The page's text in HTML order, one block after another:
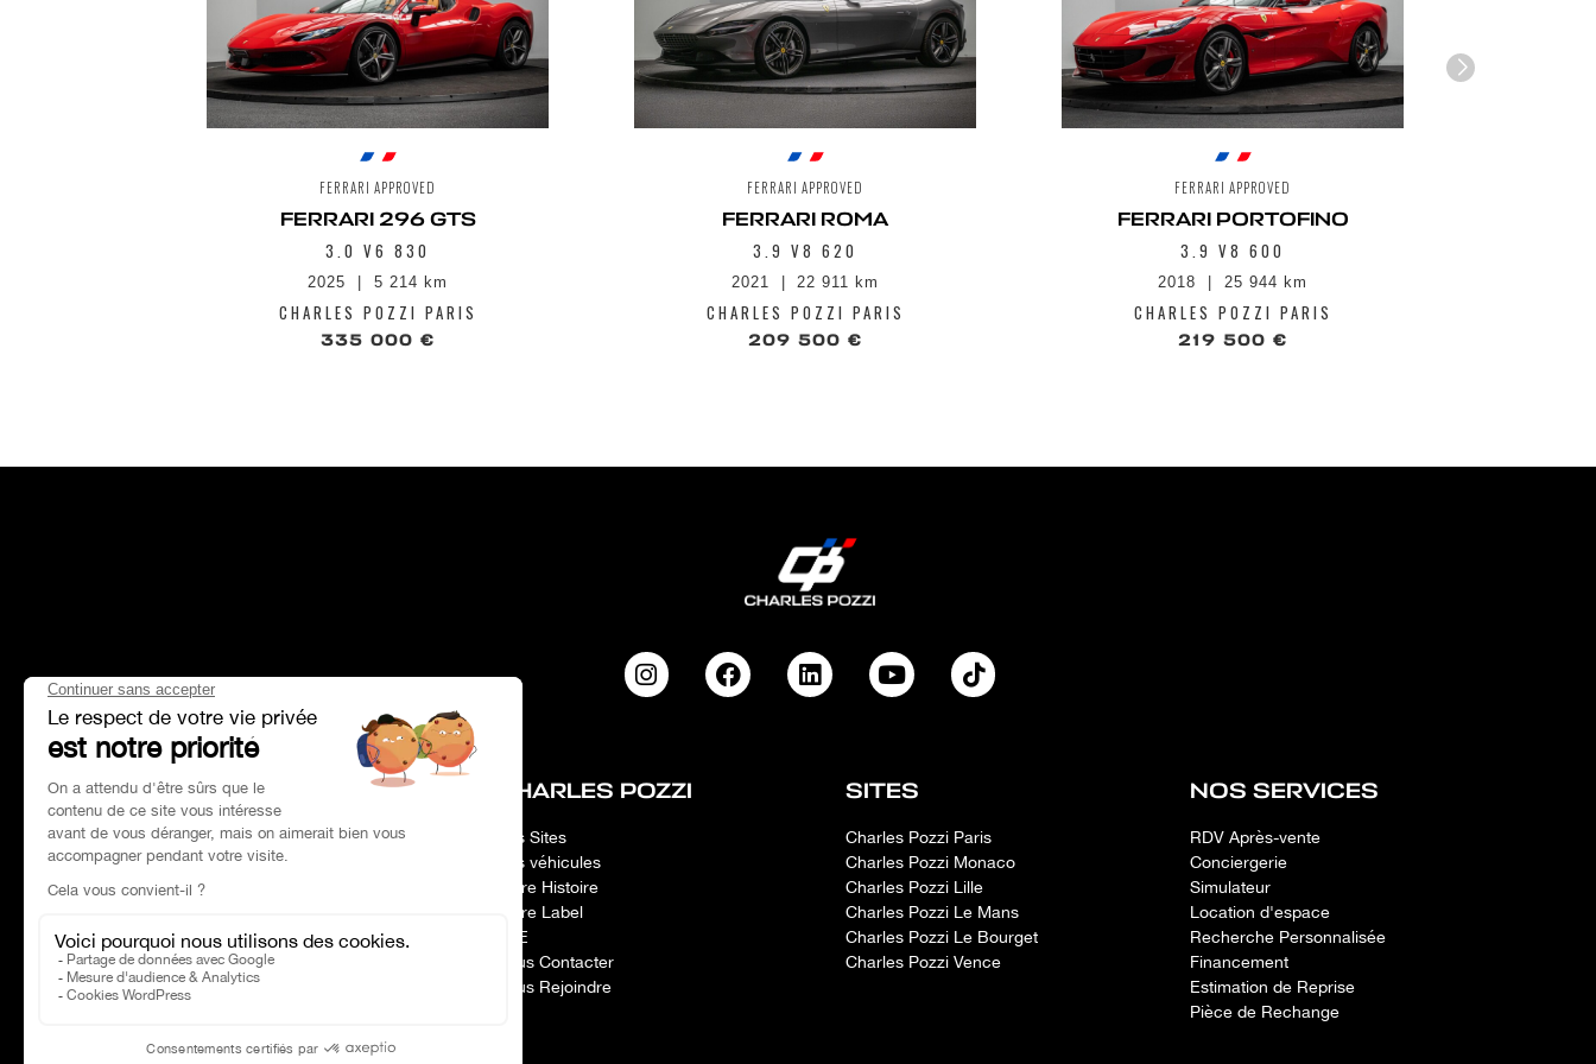
Suspension magnétique Dual Mode
Système Antivol
Système de freinage carbo-céramique
Système info télématique avec GPS, écran tactil de
8,4", port USB sur tunnel central et Bluetooth Audio
Streaming et Radio DAB
FERRARI APPROVED
FERRARI 296 GTS
3.0 V6 830
2025 5 214 km
CHARLES POZZI PARIS
335 000 €
FERRARI APPROVED
FERRARI ROMA
3.9 V8 620
2021 22 911 km
CHARLES POZZI PARIS
209 500 €
FERRARI APPROVED
FERRARI PORTOFINO
3.9 V8 600
2018 25 944 km
CHARLES POZZI PARIS
219 500 €
HEAD OFFICE
Adresse : Paris 75017
Tél :01 47 39 96 50
Horaires :
CHARLES POZZI
Nos Sites
Nos véhicules
Notre Histoire
Notre Label
RSE
Nous Contacter
Nous Rejoindre
SITES
Charles Pozzi Paris
Charles Pozzi Monaco
Charles Pozzi Lille
Charles Pozzi Le Mans
Charles Pozzi Le Bourget
Charles Pozzi Vence
NOS SERVICES
RDV Après-vente
Conciergerie
Simulateur
Location d'espace
Recherche Personnalisée
Financement
Estimation de Reprise
Pièce de Rechange